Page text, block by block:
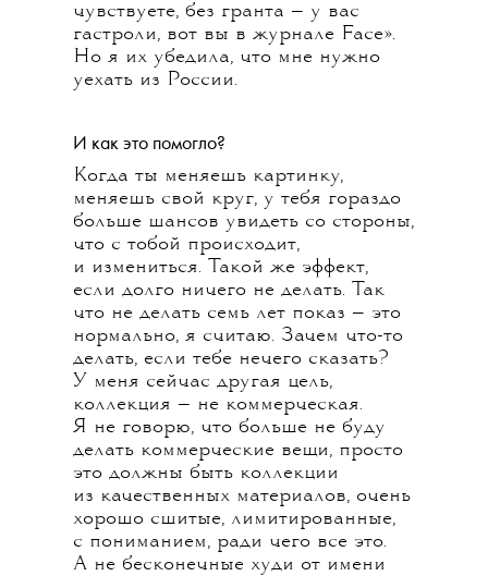
чувствуете, без гранта — у вас
гастроли, вот вы в журнале Face».
Но я их убедила, что мне нужно
уехать из России.
И как это помогло?
Когда ты меняешь картинку,
меняешь свой круг, у тебя гораздо
больше шансов увидеть со стороны,
что с тобой происходит,
и измениться. Такой же эффект,
если долго ничего не делать. Так
что не делать семь лет показ — это
нормально, я считаю. Зачем что-то
делать, если тебе нечего сказать?
У меня сейчас другая цель,
коллекция — не коммерческая.
Я не говорю, что больше не буду
делать коммерческие вещи, просто
это должны быть коллекции
из качественных материалов, очень
хорошо сшитые, лимитированные,
с пониманием, ради чего все это.
А не бесконечные худи от имени